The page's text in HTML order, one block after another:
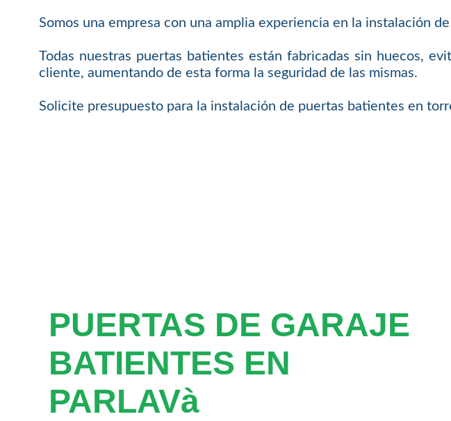
Somos una empresa con una amplia experiencia en la instalación
Todas nuestras puertas batientes están fabricadas sin huecos,
cliente, aumentando de esta forma la seguridad de las mismas.
Solicite presupuesto para la instalación de puertas batientes en
PUERTAS DE GARAJE
BATIENTES EN
PARLAVà